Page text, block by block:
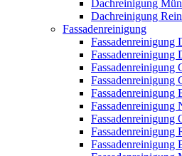
Dachreinigung
Dachreinigung
Fassadenreinigung
Fassadenreinigung
Fassadenreinigung
Fassadenreinigung
Fassadenreinigung
Fassadenreinigung
Fassadenreinigung
Fassadenreinigung
Fassadenreinigung
Fassadenreinigung